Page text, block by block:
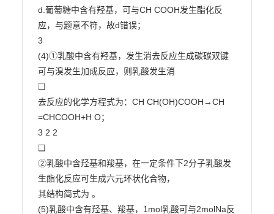
d.葡萄糖中含有羟基，可与CH COOH发生酯化反
应，与题意不符，故d错误；
3
(4)①乳酸中含有羟基，发生消去反应生成碳碳双键
可与溴发生加成反应，则乳酸发生消
❑
去反应的化学方程式为：CH CH(OH)COOH→CH
=CHCOOH+H O；
3 2 2
❑
②乳酸中含羟基和羧基，在一定条件下2分子乳酸发
生酯化反应可生成六元环状化合物，
其结构简式为 。
(5)乳酸中含有羟基、羧基，1mol乳酸可与2molNa反